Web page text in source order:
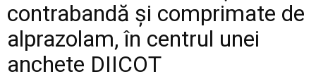
contrabandă și comprimate de
alprazolam, în centrul unei
anchete DIICOT